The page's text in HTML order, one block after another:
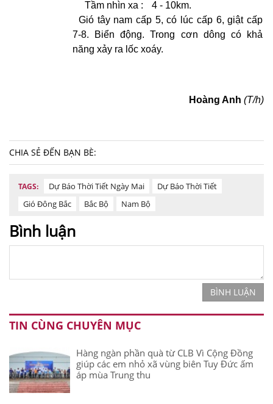
Tầm nhìn xa :
4 - 10km.
Gió tây nam cấp 5, có lúc cấp 6, giật cấp
7-8. Biển động. Trong cơn dông có khả
năng xảy ra lốc xoáy.
Hoàng Anh (T/h)
CHIA SẺ ĐẾN BẠN BÈ:
TAGS: Dự Báo Thời Tiết Ngày Mai
Dự Báo Thời Tiết
Gió Đông Bắc
Bắc Bộ Nam Bộ
Bình luận
BÌNH LUẬN
TIN CÙNG CHUYÊN MỤC
Hàng ngàn phần quà từ CLB Vì Cộng Đồng
giúp các em nhỏ xã vùng biên Tuy Đức ấm
áp mùa Trung thu